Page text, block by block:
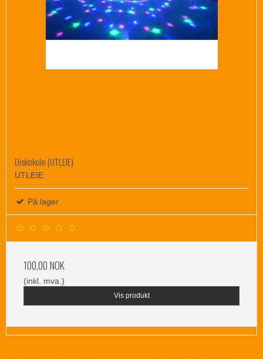
Diskokule (UTLEIE)
UTLEIE
På lager
100,00 NOK
(inkl. mva.)
Vis produkt